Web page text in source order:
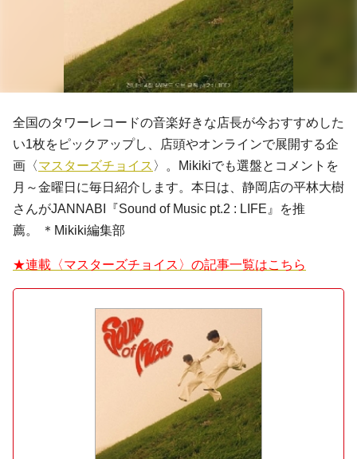
全国のタワーレコードの音楽好きな店長が今おすすめした
い1枚をピックアップし、店頭やオンラインで展開する企
画〈マスターズチョイス 〉。Mikikiでも選盤とコメントを
月～金曜日に毎日紹介します。本日は、静岡店の平林大樹
さんがJANNABI『Sound of Music pt.2 : LIFE』を推
薦。 ＊Mikiki編集部
★連載〈マスターズチョイス〉の記事一覧はこちら